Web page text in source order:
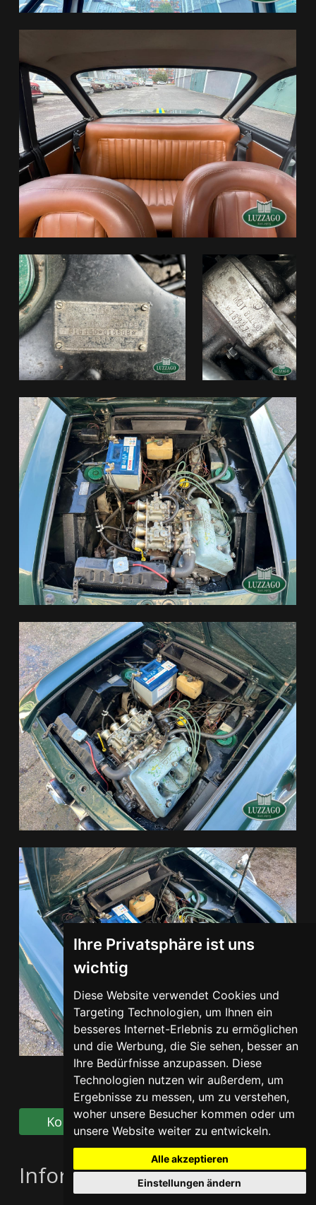
Ihre Privatsphäre ist uns
wichtig
Diese Website verwendet Cookies und
Targeting Technologien, um Ihnen ein
besseres Internet-Erlebnis zu ermöglichen
und die Werbung, die Sie sehen, besser an
Ihre Bedürfnisse anzupassen. Diese
Technologien nutzen wir außerdem, um
Ergebnisse zu messen, um zu verstehen,
woher unsere Besucher kommen oder um
unsere Website weiter zu entwickeln.
Alle akzeptieren
Einstellungen ändern
Kontakt Teilen Sie
Informationen anfordern